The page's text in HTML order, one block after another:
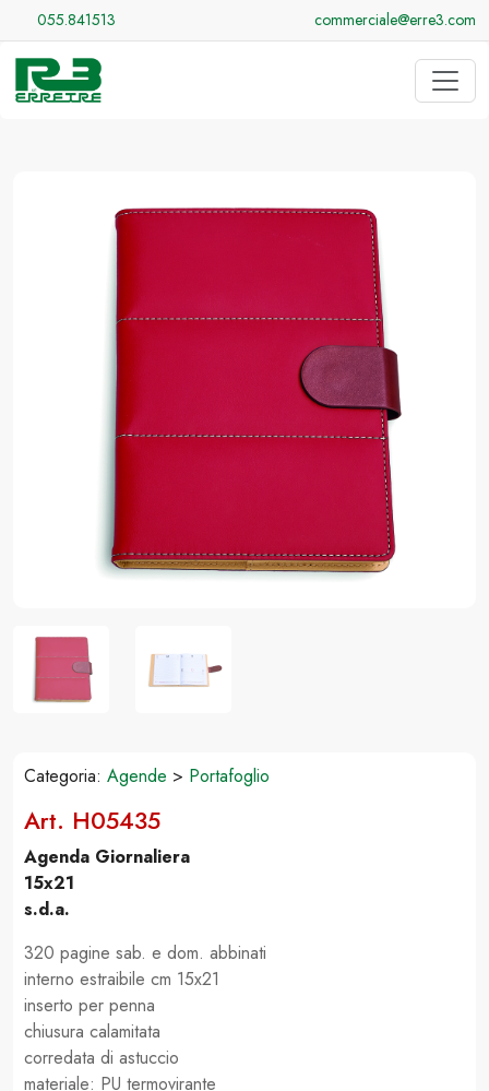
055.841513 commerciale@erre3.com
Categoria: Agende > Portafoglio
Art. H05435
Agenda Giornaliera
15x21
s.d.a.
320 pagine sab. e dom. abbinati
interno estraibile cm 15x21
inserto per penna
chiusura calamitata
corredata di astuccio
materiale: PU termovirante